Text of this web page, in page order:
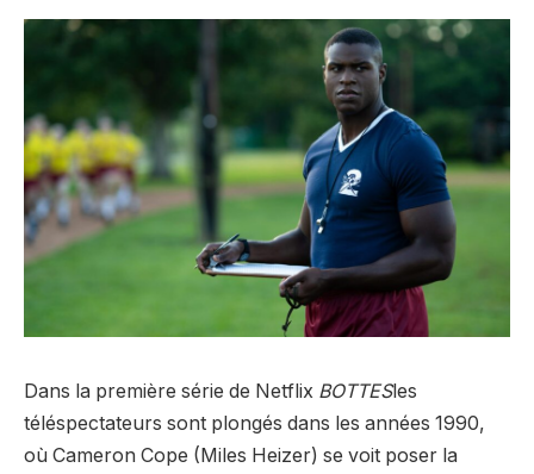
Dans la première série de Netflix BOTTESles
téléspectateurs sont plongés dans les années 1990,
où Cameron Cope (Miles Heizer) se voit poser la